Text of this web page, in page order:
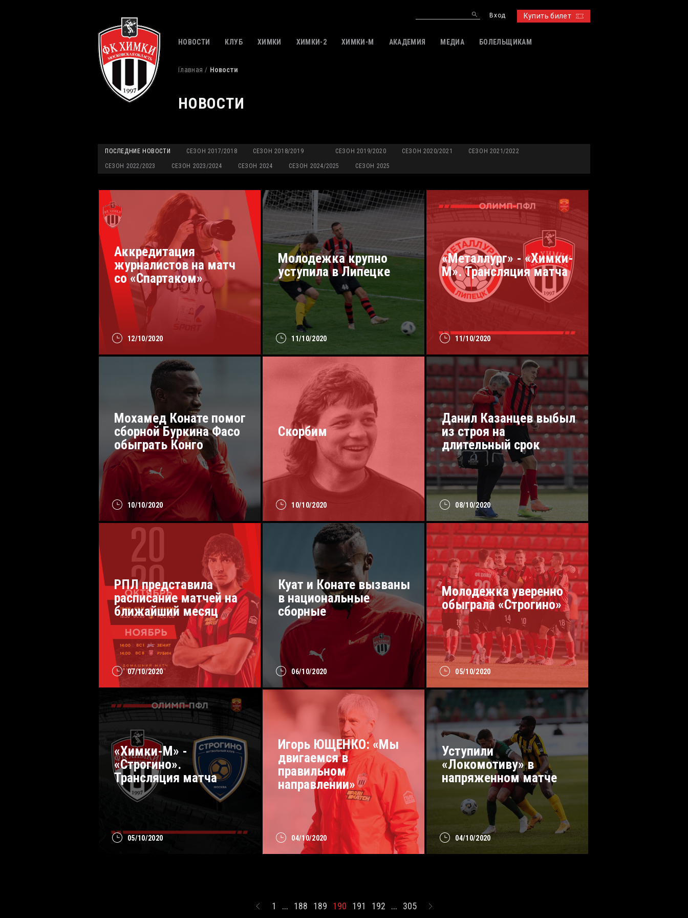
Купить билет
Вход
НОВОСТИ КЛУБ ХИМКИ ХИМКИ-2 ХИМКИ-M АКАДЕМИЯ МЕДИА БОЛЕЛЬЩИКАМ
Главная Новости
НОВОСТИ
ПОСЛЕДНИЕ НОВОСТИ СЕЗОН 2017/2018 СЕЗОН 2018/2019 СЕЗОН 2019/2020 СЕЗОН 2020/2021 СЕЗОН 2021/2022
СЕЗОН 2022/2023 СЕЗОН 2023/2024 СЕЗОН 2024 СЕЗОН 2024/2025 СЕЗОН 2025
12/10/2020
Аккредитация
журналистов на матч
со «Спартаком»
11/10/2020
Молодежка крупно
уступила в Липецке
11/10/2020
«Металлург» - «Химки-
М». Трансляция матча
10/10/2020
Мохамед Конате помог
сборной Буркина Фасо
обыграть Конго
10/10/2020
Скорбим
08/10/2020
Данил Казанцев выбыл
из строя на
длительный срок
07/10/2020
РПЛ представила
расписание матчей на
ближайший месяц
06/10/2020
Куат и Конате вызваны
в национальные
сборные
05/10/2020
Молодежка уверенно
обыграла «Строгино»
05/10/2020
«Химки-М» -
«Строгино».
Трансляция матча
04/10/2020
Игорь ЮЩЕНКО: «Мы
двигаемся в
правильном
направлении»
04/10/2020
Уступили
«Локомотиву» в
напряженном матче
1 ... 188 189 190 191 192 ... 305